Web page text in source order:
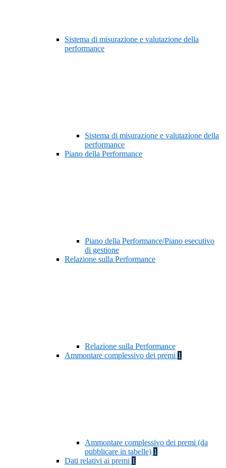
Sistema di misurazione e valutazione della
performance
Sistema di misurazione e valutazione della
performance
Piano della Performance
Piano della Performance/Piano esecutivo
di gestione
Relazione sulla Performance
Relazione sulla Performance
Ammontare complessivo dei premi 1
Ammontare complessivo dei premi (da
pubblicare in tabelle) 1
Dati relativi ai premi 1